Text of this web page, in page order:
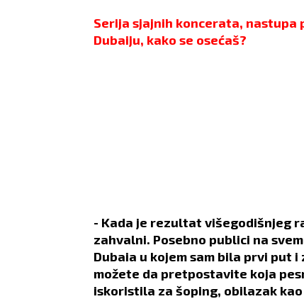
Serija sjajnih koncerata, nastupa
Dubaiju, kako se osećaš?
- Kada je rezultat višegodišnjeg
zahvalni. Posebno publici na
Dubaia u kojem sam bila prvi put
možete da pretpostavite koja
iskoristila za šoping, obilazak